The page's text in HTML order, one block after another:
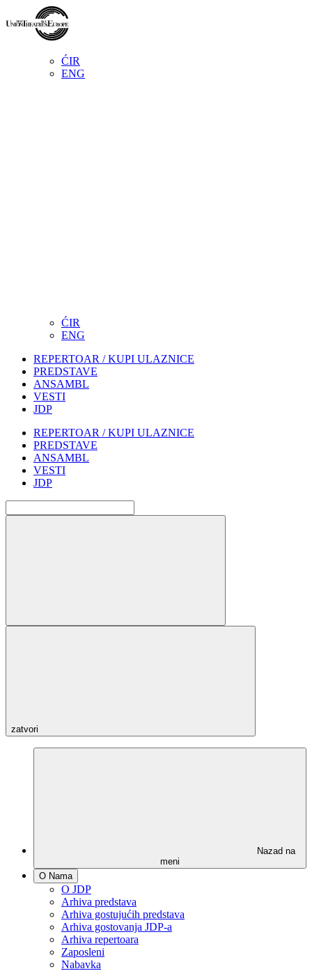
ĆIR
ENG
ĆIR
ENG
REPERTOAR / KUPI ULAZNICE
PREDSTAVE
ANSAMBL
VESTI
JDP
REPERTOAR / KUPI ULAZNICE
PREDSTAVE
ANSAMBL
VESTI
JDP
zatvori
Nazad na
meni
O Nama
O JDP
Arhiva predstava
Arhiva gostujućih predstava
Arhiva gostovanja JDP-a
Arhiva repertoara
Zaposleni
Nabavka